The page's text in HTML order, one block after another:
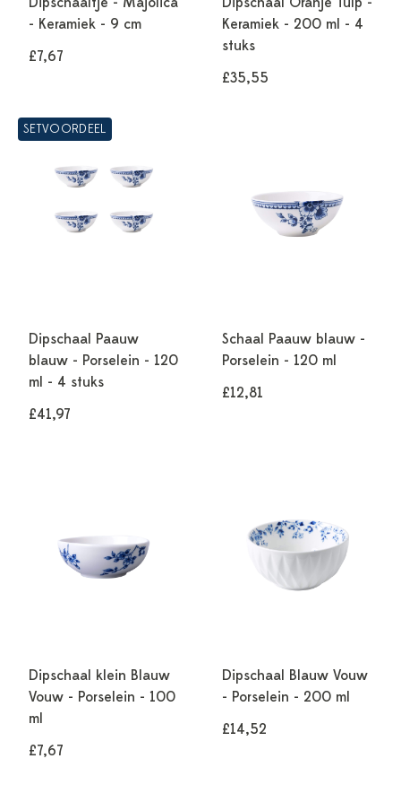
- Keramiek - 9 cm
£7,67
Keramiek - 200 ml - 4
stuks
£35,55
SETVOORDEEL
Dipschaal Paauw
blauw - Porselein - 120
ml - 4 stuks
£41,97
Schaal Paauw blauw -
Porselein - 120 ml
£12,81
Dipschaal klein Blauw
Vouw - Porselein - 100
ml
£7,67
Dipschaal Blauw Vouw
- Porselein - 200 ml
£14,52